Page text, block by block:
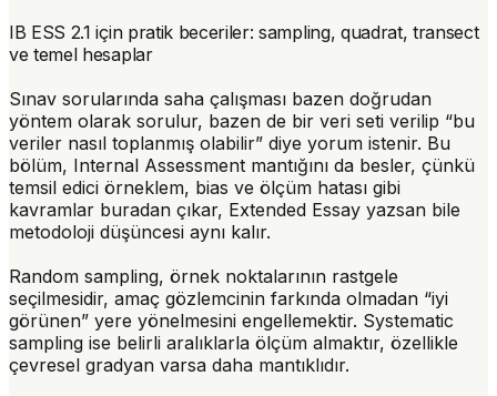
IB ESS 2.1 için pratik beceriler: sampling, quadrat, transect
ve temel hesaplar
Sınav sorularında saha çalışması bazen doğrudan
yöntem olarak sorulur, bazen de bir veri seti verilip “bu
veriler nasıl toplanmış olabilir” diye yorum istenir. Bu
bölüm, Internal Assessment mantığını da besler, çünkü
temsil edici örneklem, bias ve ölçüm hatası gibi
kavramlar buradan çıkar, Extended Essay yazsan bile
metodoloji düşüncesi aynı kalır.
Random sampling, örnek noktalarının rastgele
seçilmesidir, amaç gözlemcinin farkında olmadan “iyi
görünen” yere yönelmesini engellemektir. Systematic
sampling ise belirli aralıklarla ölçüm almaktır, özellikle
çevresel gradyan varsa daha mantıklıdır.